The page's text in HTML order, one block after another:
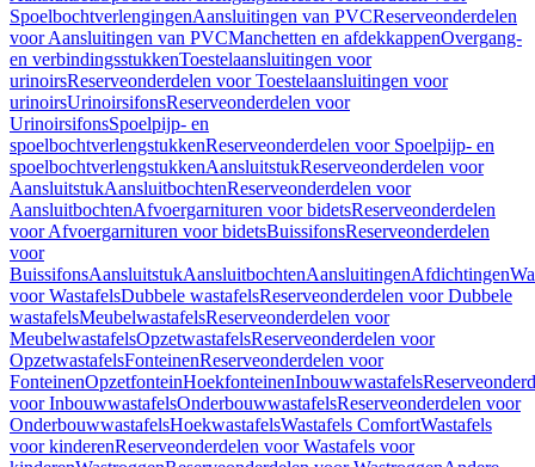
SpoelbochtverlengingenAansluitingen van PVCReserveonderdelen
voor Aansluitingen van PVCManchetten en afdekkappenOvergang-
en verbindingsstukkenToestelaansluitingen voor
urinoirsReserveonderdelen voor Toestelaansluitingen voor
urinoirsUrinoirsifonsReserveonderdelen voor
UrinoirsifonsSpoelpijp- en
spoelbochtverlengstukkenReserveonderdelen voor Spoelpijp- en
spoelbochtverlengstukkenAansluitstukReserveonderdelen voor
AansluitstukAansluitbochtenReserveonderdelen voor
AansluitbochtenAfvoergarnituren voor bidetsReserveonderdelen
voor Afvoergarnituren voor bidetsBuissifonsReserveonderdelen
voor
BuissifonsAansluitstukAansluitbochtenAansluitingenAfdichtingen
voor WastafelsDubbele wastafelsReserveonderdelen voor Dubbele
wastafelsMeubelwastafelsReserveonderdelen voor
MeubelwastafelsOpzetwastafelsReserveonderdelen voor
OpzetwastafelsFonteinenReserveonderdelen voor
FonteinenOpzetfonteinHoekfonteinenInbouwwastafels
voor InbouwwastafelsOnderbouwwastafelsReserveonderdelen voor
OnderbouwwastafelsHoekwastafelsWastafels ComfortWastafels
voor kinderenReserveonderdelen voor Wastafels voor